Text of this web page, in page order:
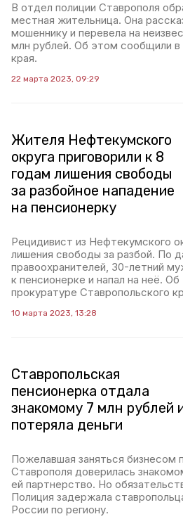
В отдел полиции Ставрополя
местная жительница. Она
мошеннику и перевела на
млн рублей. Об этом сообщили
края.
22 марта 2023, 09:29
Жителя Нефтекумского
округа приговорили к 8
годам лишения свободы
за разбойное нападение
на пенсионерку
Рецидивист из Нефтекумского
лишения свободы за разбой. По
правоохранителей, 30-летний
к пенсионерке и напал на неё.
прокуратуре Ставропольского
10 марта 2023, 13:28
Ставропольская
пенсионерка отдала
знакомому 7 млн рублей
потеряла деньги
Пожелавшая заняться бизнесом
Ставрополя доверилась
ей партнерство. Но
Полиция задержала
России по региону.